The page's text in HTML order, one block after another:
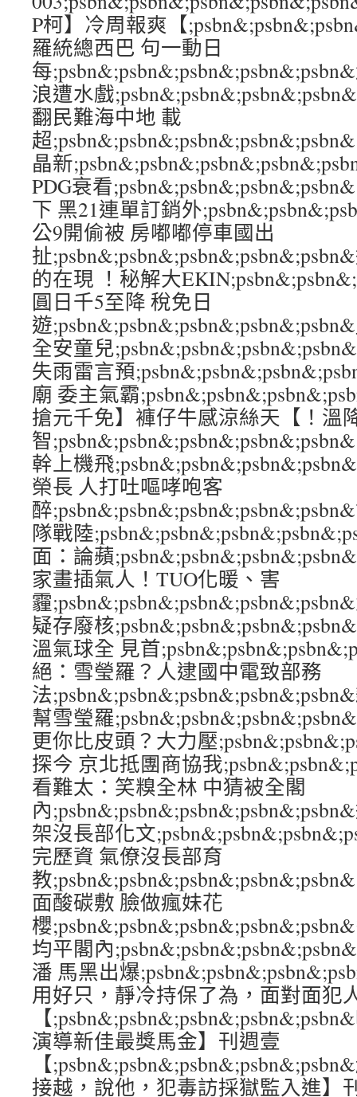
P柯】冷周報爽【
羅統總西巴 句一動日
每
浪遭水戲
翻民難海中地 載
超
晶新
PDG衰看
下 黑21連單訂銷外
公9開偷被 房嘟嘟停車國出
扯
的在現 ！秘解大
圓日千5至降 稅免日
遊
全安童兒
失雨雷言預
廟 委主氣霸
搶元千免】褲仔牛感涼絲天【！溫
智
幹上機飛
榮長 人打吐嘔哮咆客
醉
隊戰陸
面：論蘋
家畫插氣人！TUO化暖、害
霾
疑存廢核
溫氣球全 見首
絕：雪瑩羅？人逮國中電致部務
法
幫雪瑩羅
更你比皮頭？大力壓
探今 京北抵團商協我
看難太：笑糗全林 中猜被全閣
內
架沒長部化文
完歷資 氣僚沒長部育
教
面酸碳敷 臉做瘋妹花
櫻
均平閣內
潘 馬黑出爆
用好只，靜冷持保了為，面對面犯
【
演導新佳最獎馬金】刊週壹
【
接越，說他，犯毒訪採獄監入進】